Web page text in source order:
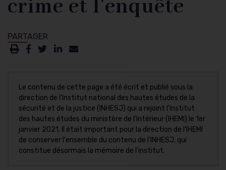
crime et l'enquête
Le contenu de cette page a été écrit et publié sous la
direction de l'Institut national des hautes études de la
sécurité et de la justice (INHESJ) qui a rejoint l'Institut
des hautes études du ministère de l'Intérieur (IHEMI) le 1er
janvier 2021. Il était important pour la direction de l'IHEMI
de conserver l'ensemble du contenu de l'INHESJ, qui
constitue désormais la mémoire de l'institut.